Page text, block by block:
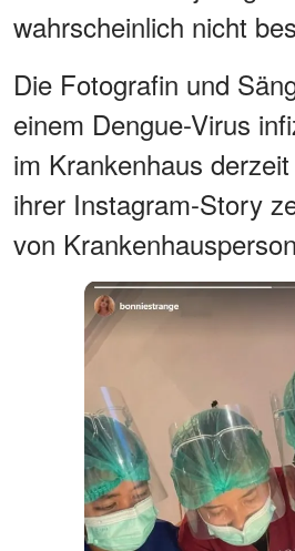
wahrscheinlich nicht
Die Fotografin und
einem Dengue-Virus
im Krankenhaus
ihrer Instagram-Story
von